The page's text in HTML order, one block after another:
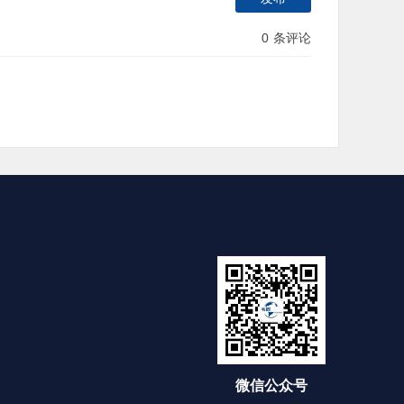
0 条评论
微信公众号